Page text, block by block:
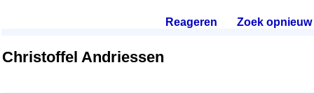
Reageren Zoek opnieuw.
Christoffel Andriessen